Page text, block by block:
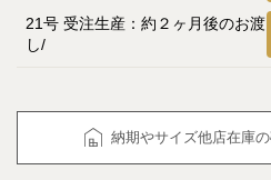
21号 受注生産：約２ヶ月後のお渡
し
納期やサイズ他店在庫